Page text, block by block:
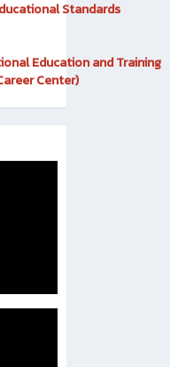
of Innovation and
Center
Standards